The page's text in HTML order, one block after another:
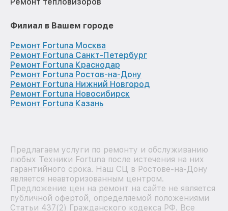
Филиал в Вашем городе
Ремонт Fortuna Москва
Ремонт Fortuna Санкт-Петербург
Ремонт Fortuna Краснодар
Ремонт Fortuna Ростов-на-Дону
Ремонт Fortuna Нижний Новгород
Ремонт Fortuna Новосибирск
Ремонт Fortuna Казань
Предлагаем услуги по ремонту и обслуживанию
любых Техники Fortuna после истечения на них
гарантийного срока. Наш СЦ в Ростове-на-Дону
является неавторизованным центром.
Предложение цен на ремонт на сайте не является
публичной офертой, определяемой положениями
Статьи 437(2) Гражданского кодекса РФ. Все